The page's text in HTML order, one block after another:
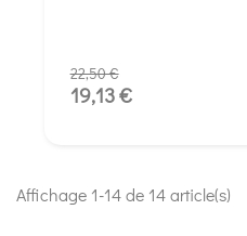
22,50 €
19,13 €
Affichage 1-14 de 14 article(s)